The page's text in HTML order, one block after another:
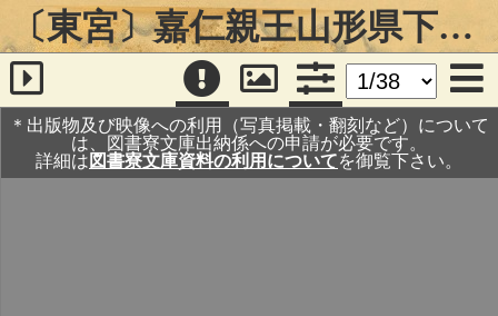
〔東宮〕嘉仁親王山形県下行啓記念写真帖
＊出版物及び映像への利用（写真掲載・翻刻など）について
は、図書寮文庫出納係への申請が必要です。
詳細は 図書寮文庫資料の利用についてを御覧下さい。